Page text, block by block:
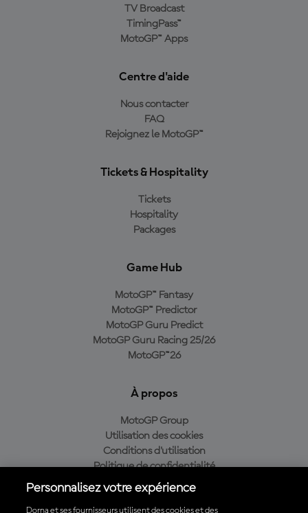
TV Broadcast
TimingPass™
MotoGP™ Apps
Centre d'aide
Nous contacter
FAQ
Rejoignez le MotoGP™
Tickets & Hospitality
Tickets
Hospitality
Packages
Game Hub
MotoGP™ Fantasy
MotoGP™ Predictor
MotoGP Guru Predict
MotoGP Guru Racing 25/26
MotoGP™26
À propos
MotoGP Group
Utilisation des cookies
Conditions d'utilisation
Politique de confidentialité
Politique d’achat
Personnalisez votre expérience
Dorna et ses fournisseurs utilisent des cookies et des